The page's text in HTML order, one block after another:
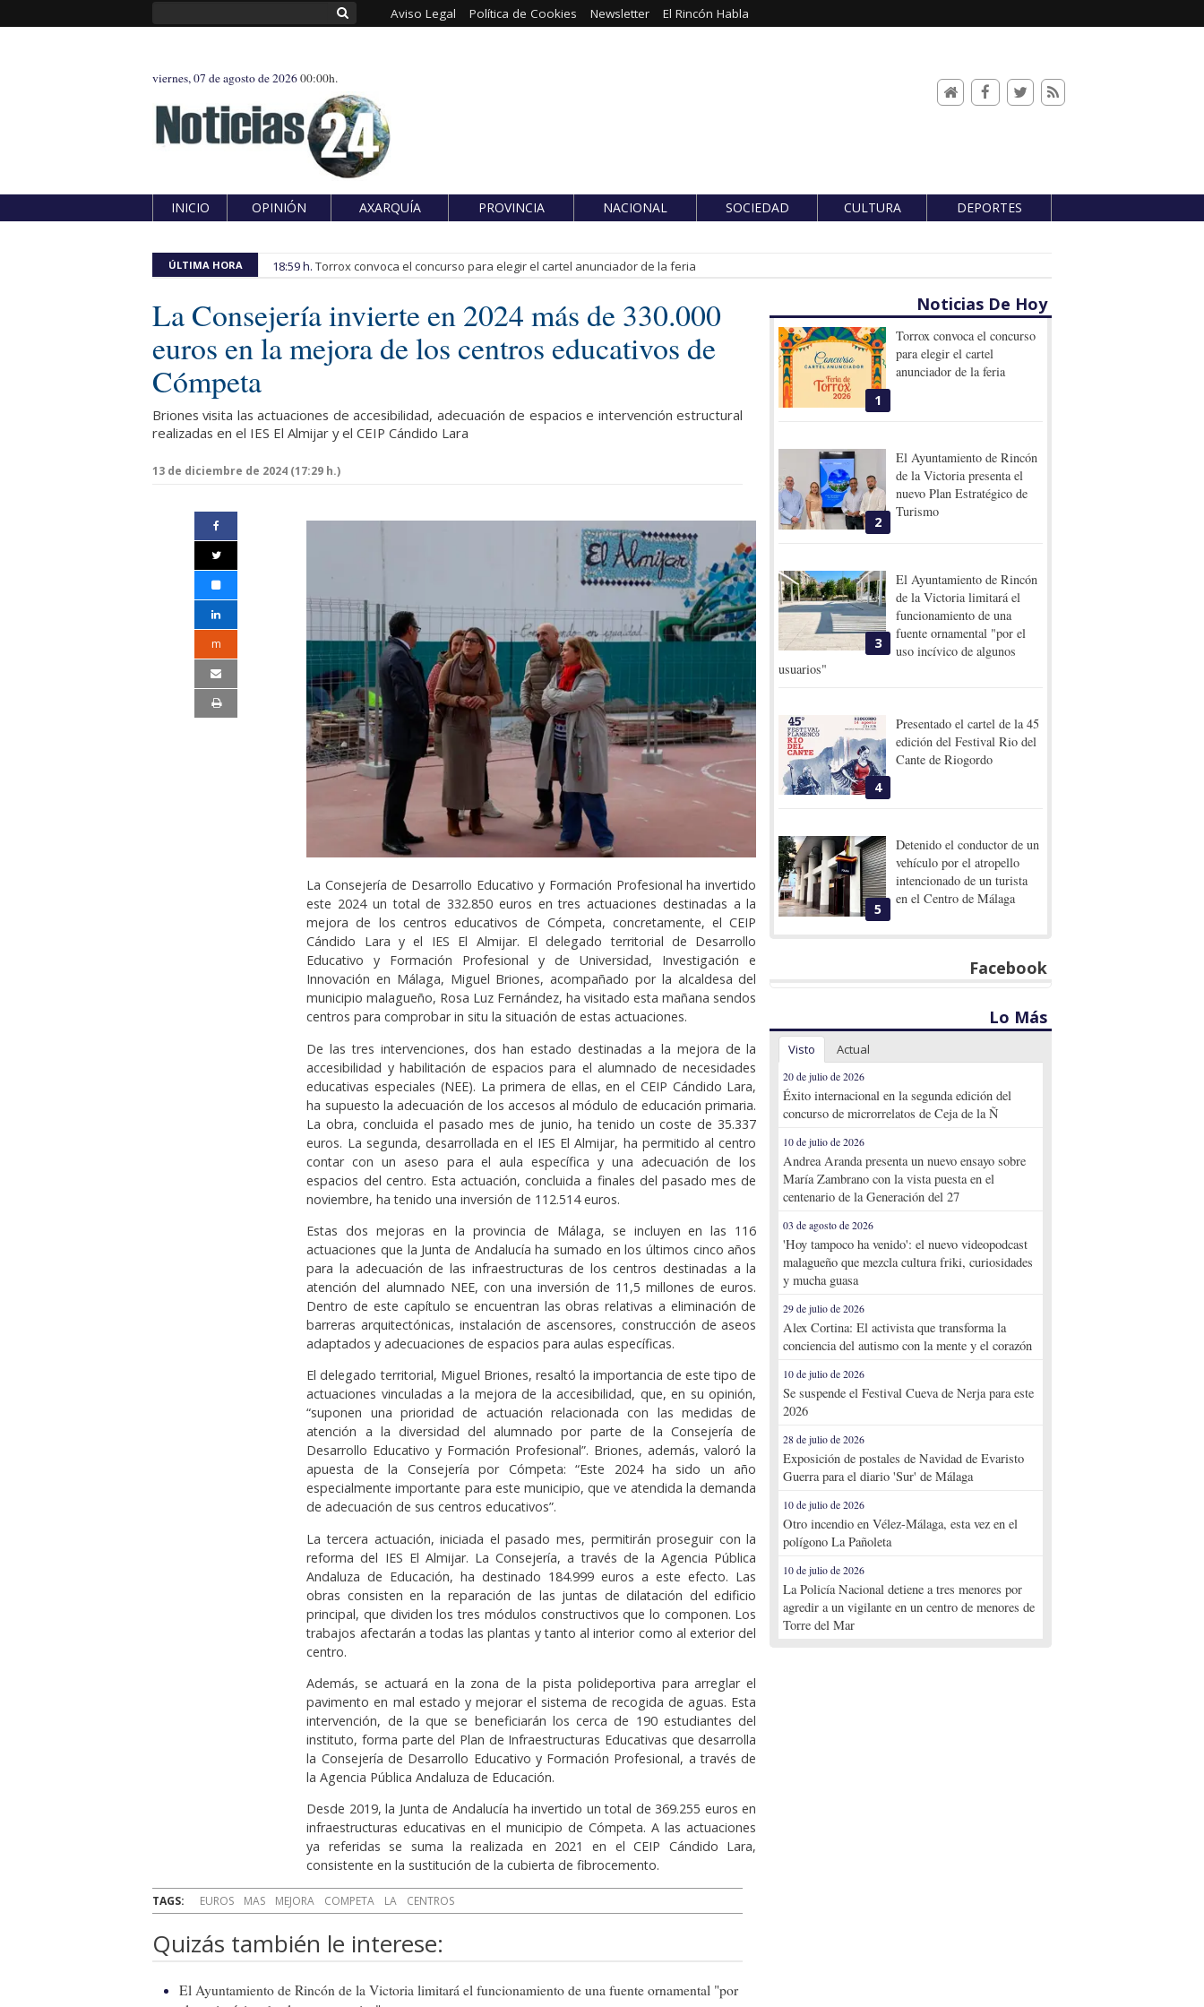
Aviso Legal Política de Cookies Newsletter El Rincón Habla
viernes, 07 de agosto de 202600:00h.
INICIO OPINIÓN AXARQUÍA PROVINCIA NACIONAL SOCIEDAD CULTURA DEPORTES
ÚLTIMA HORA 18:59 h. Torrox convoca el concurso para elegir el cartel anunciador de la feria
La Consejería invierte en 2024 más de 330.000
euros en la mejora de los centros educativos de
Cómpeta
Briones visita las actuaciones de accesibilidad, adecuación de espacios e intervención estructural
realizadas en el IES El Almijar y el CEIP Cándido Lara
13 de diciembre de 2024 (17:29 h.)
m
La Consejería de Desarrollo Educativo y Formación Profesional ha invertido
este 2024 un total de 332.850 euros en tres actuaciones destinadas a la
mejora de los centros educativos de Cómpeta, concretamente, el CEIP
Cándido Lara y el IES El Almijar. El delegado territorial de Desarrollo
Educativo y Formación Profesional y de Universidad, Investigación e
Innovación en Málaga, Miguel Briones, acompañado por la alcaldesa del
municipio malagueño, Rosa Luz Fernández, ha visitado esta mañana sendos
centros para comprobar in situ la situación de estas actuaciones.
De las tres intervenciones, dos han estado destinadas a la mejora de la
accesibilidad y habilitación de espacios para el alumnado de necesidades
educativas especiales (NEE). La primera de ellas, en el CEIP Cándido Lara,
ha supuesto la adecuación de los accesos al módulo de educación primaria.
La obra, concluida el pasado mes de junio, ha tenido un coste de 35.337
euros. La segunda, desarrollada en el IES El Almijar, ha permitido al centro
contar con un aseso para el aula específica y una adecuación de los
espacios del centro. Esta actuación, concluida a finales del pasado mes de
noviembre, ha tenido una inversión de 112.514 euros.
Estas dos mejoras en la provincia de Málaga, se incluyen en las 116
actuaciones que la Junta de Andalucía ha sumado en los últimos cinco años
para la adecuación de las infraestructuras de los centros destinadas a la
atención del alumnado NEE, con una inversión de 11,5 millones de euros.
Dentro de este capítulo se encuentran las obras relativas a eliminación de
barreras arquitectónicas, instalación de ascensores, construcción de aseos
adaptados y adecuaciones de espacios para aulas específicas.
El delegado territorial, Miguel Briones, resaltó la importancia de este tipo de
actuaciones vinculadas a la mejora de la accesibilidad, que, en su opinión,
“suponen una prioridad de actuación relacionada con las medidas de
atención a la diversidad del alumnado por parte de la Consejería de
Desarrollo Educativo y Formación Profesional”. Briones, además, valoró la
apuesta de la Consejería por Cómpeta: “Este 2024 ha sido un año
especialmente importante para este municipio, que ve atendida la demanda
de adecuación de sus centros educativos”.
La tercera actuación, iniciada el pasado mes, permitirán proseguir con la
reforma del IES El Almijar. La Consejería, a través de la Agencia Pública
Andaluza de Educación, ha destinado 184.999 euros a este efecto. Las
obras consisten en la reparación de las juntas de dilatación del edificio
principal, que dividen los tres módulos constructivos que lo componen. Los
trabajos afectarán a todas las plantas y tanto al interior como al exterior del
centro.
Además, se actuará en la zona de la pista polideportiva para arreglar el
pavimento en mal estado y mejorar el sistema de recogida de aguas. Esta
intervención, de la que se beneficiarán los cerca de 190 estudiantes del
instituto, forma parte del Plan de Infraestructuras Educativas que desarrolla
la Consejería de Desarrollo Educativo y Formación Profesional, a través de
la Agencia Pública Andaluza de Educación.
Desde 2019, la Junta de Andalucía ha invertido un total de 369.255 euros en
infraestructuras educativas en el municipio de Cómpeta. A las actuaciones
ya referidas se suma la realizada en 2021 en el CEIP Cándido Lara,
consistente en la sustitución de la cubierta de fibrocemento.
TAGS: EUROS MAS MEJORA COMPETA LA CENTROS
Quizás también le interese:
El Ayuntamiento de Rincón de la Victoria limitará el funcionamiento de una fuente ornamental "por
Noticias De Hoy
1
Torrox convoca el concurso
para elegir el cartel
anunciador de la feria
2
El Ayuntamiento de Rincón
de la Victoria presenta el
nuevo Plan Estratégico de
Turismo
3
El Ayuntamiento de Rincón
de la Victoria limitará el
funcionamiento de una
fuente ornamental "por el
uso incívico de algunos
usuarios"
4
Presentado el cartel de la 45
edición del Festival Rio del
Cante de Riogordo
5
Detenido el conductor de un
vehículo por el atropello
intencionado de un turista
en el Centro de Málaga
Facebook
Lo Más
Visto Actual
20 de julio de 2026
Éxito internacional en la segunda edición del
concurso de microrrelatos de Ceja de la Ñ
10 de julio de 2026
Andrea Aranda presenta un nuevo ensayo sobre
María Zambrano con la vista puesta en el
centenario de la Generación del 27
03 de agosto de 2026
'Hoy tampoco ha venido': el nuevo videopodcast
malagueño que mezcla cultura friki, curiosidades
y mucha guasa
29 de julio de 2026
Alex Cortina: El activista que transforma la
conciencia del autismo con la mente y el corazón
10 de julio de 2026
Se suspende el Festival Cueva de Nerja para este
2026
28 de julio de 2026
Exposición de postales de Navidad de Evaristo
Guerra para el diario 'Sur' de Málaga
10 de julio de 2026
Otro incendio en Vélez-Málaga, esta vez en el
polígono La Pañoleta
10 de julio de 2026
La Policía Nacional detiene a tres menores por
agredir a un vigilante en un centro de menores de
Torre del Mar